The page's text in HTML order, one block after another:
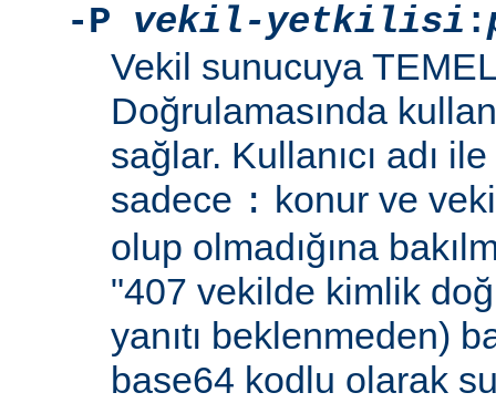
-P
vekil-yetkilisi :
Vekil sunucuya
Doğrulamasında
sağlar. Kullanıcı adı
sadece : konur ve
olup olmadığına
"407 vekilde kimlik
yanıtı beklenmeden)
base64 kodlu olarak